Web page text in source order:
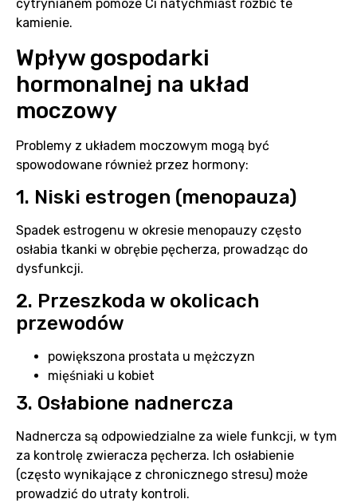
cytrynianem pomoże Ci natychmiast rozbić te
kamienie.
Wpływ gospodarki
hormonalnej na układ
moczowy
Problemy z układem moczowym mogą być
spowodowane również przez hormony:
1. Niski estrogen (menopauza)
Spadek estrogenu w okresie menopauzy często
osłabia tkanki w obrębie pęcherza, prowadząc do
dysfunkcji.
2. Przeszkoda w okolicach
przewodów
powiększona prostata u mężczyzn
mięśniaki u kobiet
3. Osłabione nadnercza
Nadnercza są odpowiedzialne za wiele funkcji, w tym
za kontrolę zwieracza pęcherza. Ich osłabienie
(często wynikające z chronicznego stresu) może
prowadzić do utraty kontroli.